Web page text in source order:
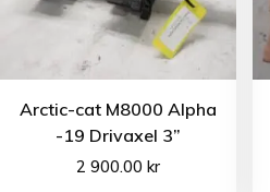
Arctic-cat M8000 Alpha
-19 Drivaxel 3”
2 900.00 kr